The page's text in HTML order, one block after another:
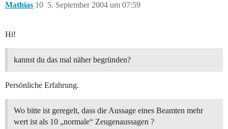
Mathias 5. September 2004 um 07:59
10
Hi!
kannst du das mal näher begründen?
Persönliche Erfahrung.
Wo bitte ist geregelt, dass die Aussage eines Beamten mehr
wert ist als 10 „normale“ Zeugenaussagen ?